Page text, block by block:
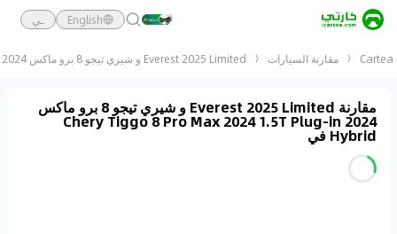
English ـي
Cartea مقارنة السيارات Everest 2025 Limited و شيري تيجو 8 برو ماكس 2024 Chery Tiggo 8 Pro Max 2024 1.5T Plug-In Hybrid
مقارنة Everest 2025 Limited و شيري تيجو 8 برو ماكس
2024 Chery Tiggo 8 Pro Max 2024 1.5T Plug-in
Hybrid في